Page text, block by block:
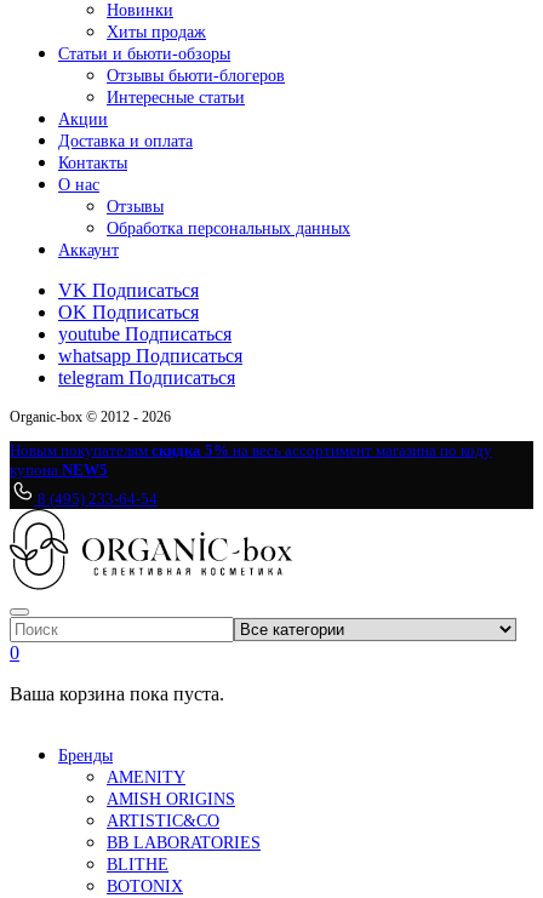
Новинки
Хиты продаж
Статьи и бьюти-обзоры
Отзывы бьюти-блогеров
Интересные статьи
Акции
Доставка и оплата
Контакты
О нас
Отзывы
Обработка персональных данных
Аккаунт
VK Подписаться
OK Подписаться
youtube Подписаться
whatsapp Подписаться
telegram Подписаться
Organic-box © 2012 - 2026
Новым покупателям скидка 5% на весь ассортимент магазина по коду
купона NEW5
8 (495) 233-64-54
0
Ваша корзина пока пуста.
Бренды
AMENITY
AMISH ORIGINS
ARTISTIC&CO
BB LABORATORIES
BLITHE
BOTONIX